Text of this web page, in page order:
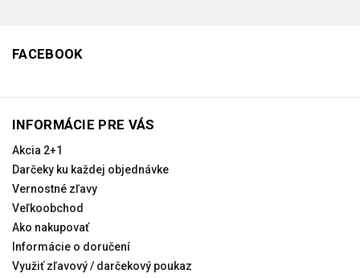
FACEBOOK
INFORMÁCIE PRE VÁS
Akcia 2+1
Darčeky ku každej objednávke
Vernostné zľavy
Veľkoobchod
Ako nakupovať
Informácie o doručení
Využiť zľavový / darčekový poukaz